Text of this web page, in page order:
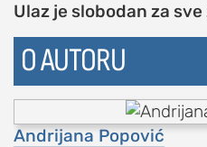
impresum
kontakt
Ulaz je slobodan za
O AUTORU
Andrijana Popović